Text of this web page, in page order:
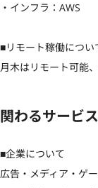
・インフラ：AWS
■リモート稼働につい
月木はリモート可能
関わるサービ
■企業について
広告・メディア・ゲ